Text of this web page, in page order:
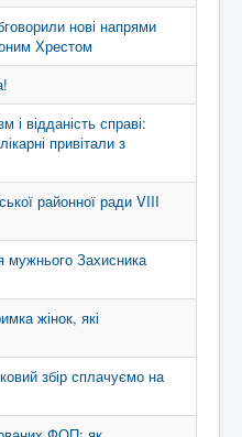
нові напрями
Хрестом
і відданість справі:
привітали з
районної ради VIII
мужнього Захисника
жінок, які
збір сплачуємо на